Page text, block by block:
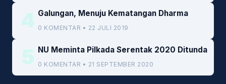
4 Galungan, Menuju Kematangan Dharma
0 KOMENTAR • 22 JULI 2019
5 NU Meminta Pilkada Serentak 2020 Ditunda
0 KOMENTAR • 21 SEPTEMBER 2020